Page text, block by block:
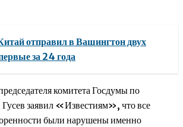
отправил в Вашингтон двух
за 24 года
комитета Госдумы по
заявил «Известиям», что все
были нарушены именно